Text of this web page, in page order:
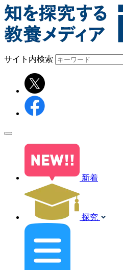
サイト内検索
新着
探究